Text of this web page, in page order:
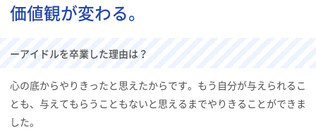
価値観が変わる。
ーアイドルを卒業した理由は？
心の底からやりきったと思えたからです。もう自分が与えられるこ
とも、与えてもらうこともないと思えるまでやりきることができま
した。